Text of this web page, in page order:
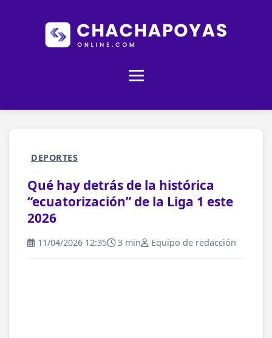
DEPORTES
Qué hay detrás de la histórica
“ecuatorización” de la Liga 1 este
2026
11/04/2026 12:35 3 min Equipo de redacción